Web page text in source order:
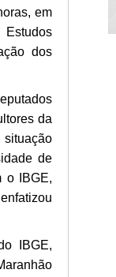
em
dos
da
de
o IBGE,
IBGE,